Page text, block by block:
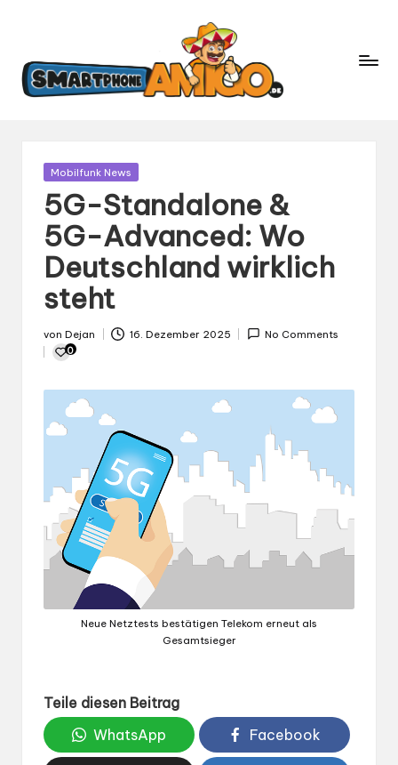
m
a
rt
in
der
Mobilfunk
Gepostet
Mobilfunk News
5G-Standalone &
5G-Advanced: Wo
Deutschland wirklich
steht
Gepostet
von
von Dejan 16. Dezember 2025 No Comments
0
Neue Netztests bestätigen Telekom erneut als
Gesamtsieger
Teile diesen Beitrag
WhatsApp
Facebook